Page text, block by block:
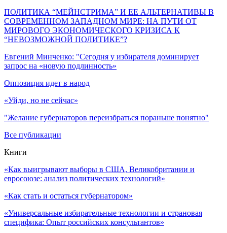
ПОЛИТИКА “МЕЙНСТРИМА” И ЕЕ АЛЬТЕРНАТИВЫ В
СОВРЕМЕННОМ ЗАПАДНОМ МИРЕ: НА ПУТИ ОТ
МИРОВОГО ЭКОНОМИЧЕСКОГО КРИЗИСА К
“НЕВОЗМОЖНОЙ ПОЛИТИКЕ”?
Евгений Минченко: "Сегодня у избирателя доминирует
запрос на «новую подлинность»
Оппозиция идет в народ
«Уйди, но не сейчас»
"Желание губернаторов переизбраться пораньше понятно"
Все публикации
Книги
«Как выигрывают выборы в США, Великобритании и
евросоюзе: анализ политических технологий»
«Как стать и остаться губернатором»
«Универсальные избирательные технологии и страновая
специфика: Опыт российских консультантов»